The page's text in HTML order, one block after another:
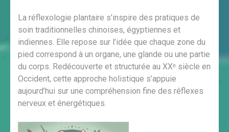
La réflexologie plantaire s’inspire des pratiques de
soin traditionnelles chinoises, égyptiennes et
indiennes. Elle repose sur l’idée que chaque zone du
pied correspond à un organe, une glande ou une partie
du corps. Redécouverte et structurée au XXᵉ siècle en
Occident, cette approche holistique s’appuie
aujourd’hui sur une compréhension fine des réflexes
nerveux et énergétiques.